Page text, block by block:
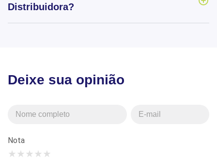
Distribuidora?
Deixe sua opinião
Nota
★
★
★
★
★